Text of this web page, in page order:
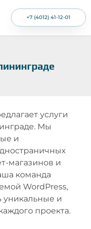
+7 (4012) 41-12-01
услуги
Мы
и
магазинов и
команда
WordPress,
уникальные и
проекта.